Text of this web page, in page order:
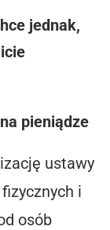
jednak,
pieniądze
ustawy
i
osób